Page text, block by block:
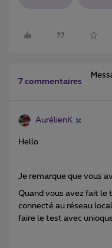
7 commentaires
AurélienK
Hello
Je remarque que vous
Quand vous avez fait le
connecté au réseau
faire le test avec